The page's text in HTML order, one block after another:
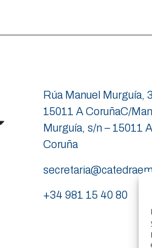
Rúa Manuel Murguía,
15011 A CoruñaC/
Murguía, s/n – 15011 A
Coruña
+34 981 15 40 80